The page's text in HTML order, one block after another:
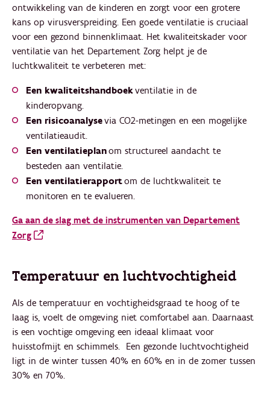
ontwikkeling van de kinderen en zorgt voor een grotere
kans op virusverspreiding. Een goede ventilatie is cruciaal
voor een gezond binnenklimaat. Het kwaliteitskader voor
ventilatie van het Departement Zorg helpt je de
luchtkwaliteit te verbeteren met:
Een kwaliteitshandboekventilatie in de
kinderopvang.
Een risicoanalysevia CO2-metingen en een mogelijke
ventilatieaudit.
Een ventilatieplanom structureel aandacht te
besteden aan ventilatie.
Een ventilatierapportom de luchtkwaliteit te
monitoren en te evalueren.
Ga aan de slag met de instrumenten van Departement
Zorg
Temperatuur en luchtvochtigheid
Als de temperatuur en vochtigheidsgraad te hoog of te
laag is, voelt de omgeving niet comfortabel aan. Daarnaast
is een vochtige omgeving een ideaal klimaat voor
huisstofmijt en schimmels. Een gezonde luchtvochtigheid
ligt in de winter tussen 40% en 60% en in de zomer tussen
30% en 70%.